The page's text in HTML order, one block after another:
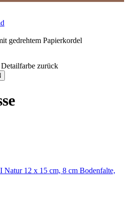
gedrehtem Papierkordel
Detailfarbe zurück
schwarz
Natur 12 x 15 cm, 8 cm Bodenfalte,